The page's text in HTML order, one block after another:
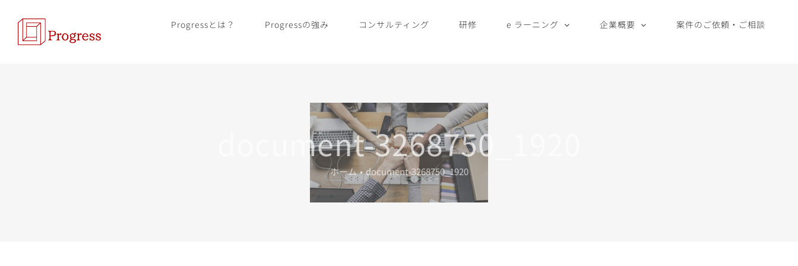
content
Progressとは？ Progressの強み コンサルティング 研修 e ラーニング 企業概要 案件のご依頼・ご相談
document-3268750_1920
ホーム • document-3268750_1920